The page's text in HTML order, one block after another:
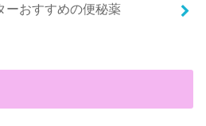
ーおすすめの便秘薬